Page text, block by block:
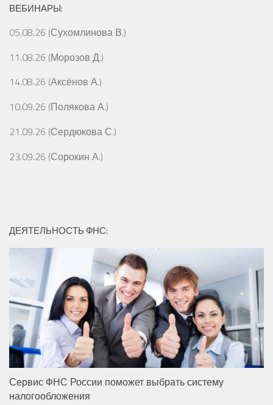
ВЕБИНАРЫ:
05.08.26 (Сухомлинова В.)
11.08.26 (Морозов Д.)
14.08.26 (Аксёнов А.)
10.09.26 (Полякова А.)
21.09.26 (Сердюкова С.)
23.09.26 (Сорокин А.)
ДЕЯТЕЛЬНОСТЬ ФНС:
Сервис ФНС России поможет выбрать систему
налогообложения